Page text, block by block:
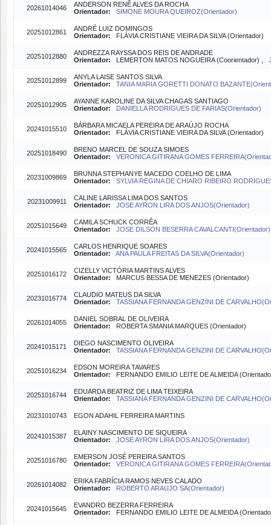
20261014046
ANDERSON RENÊ ALVES DA ROCHA
Orientador:
SIMONE MOURA QUEIROZ(Orientador)
20251012861
ANDRÉ LUIZ DOMINGOS
Orientador: FLÁVIA CRISTIANE VIEIRA DA SILVA (Orientador)
20251012880
ANDREZZA RAYSSA DOS REIS DE ANDRADE
Orientador: LEMERTON MATOS NOGUEIRA (Coorientador) ,
20251012899
ANYLA LAISE SANTOS SILVA
Orientador:
TANIA MARIA GORETTI DONATO
20251012905
AYANNE KAROLINE DA SILVA CHAGAS SANTIAGO
Orientador:
DANIELLA RODRIGUES DE FARIAS(Orientador)
20241015510
BÁRBARA MICAELA PEREIRA DE ARAÚJO ROCHA
Orientador: FLÁVIA CRISTIANE VIEIRA DA SILVA (Orientador)
20251018490
BRENO MARCEL DE SOUZA SIMOES
Orientador:
VERONICA GITIRANA GOMES
20231009869
BRUNNA STEPHANYE MACEDO COELHO DE LIMA
Orientador:
SYLVIA REGINA DE CHIARO RIBEIRO
20231009911
CALINE LARISSA LIMA DOS SANTOS
Orientador:
JOSE AYRON LIRA DOS ANJOS(Orientador)
20251015649
CAMILA SCHUCK CORRÊA
Orientador:
JOSE DILSON BESERRA CAVALCANTI(Orientador)
20241015565
CARLOS HENRIQUE SOARES
Orientador:
ANA PAULA FREITAS DA SILVA(Orientador)
20251016172
CIZELLY VICTÓRIA MARTINS ALVES
Orientador: MARCUS BESSA DE MENEZES (Orientador)
20231016774
CLAUDIO MATEUS DA SILVA
Orientador:
TASSIANA FERNANDA GENZINI DE
20261014055
DANIEL SOBRAL DE OLIVEIRA
Orientador: ROBERTA SMANIA MARQUES (Orientador)
20241015171
DIEGO NASCIMENTO OLIVEIRA
Orientador:
TASSIANA FERNANDA GENZINI DE
20251016234
EDSON MOREIRA TAVARES
Orientador: FERNANDO EMILIO LEITE DE ALMEIDA
20251016744
EDUARDA BEATRIZ DE LIMA TEIXEIRA
Orientador:
TASSIANA FERNANDA GENZINI DE
20231010743 EGON ADAHIL FERREIRA MARTINS
20241015387
ELAINY NASCIMENTO DE SIQUEIRA
Orientador:
JOSE AYRON LIRA DOS ANJOS(Orientador)
20251016780
EMERSON JOSÉ PEREIRA SANTOS
Orientador:
VERONICA GITIRANA GOMES
20261014082
ERIKA FABRÍCIA RAMOS NEVES CALADO
Orientador:
ROBERTO ARAUJO SA(Orientador)
20241015645
EVANDRO BEZERRA FERREIRA
Orientador: FERNANDO EMILIO LEITE DE ALMEIDA